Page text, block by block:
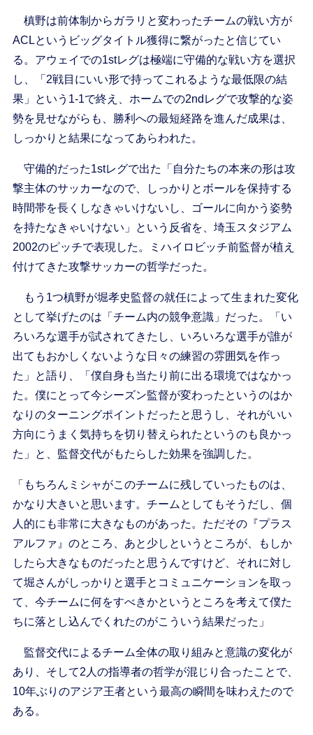
槙野は前体制からガラリと変わったチームの戦い方が
ACLというビッグタイトル獲得に繋がったと信じてい
る。アウェイでの1stレグは極端に守備的な戦い方を選択
し、「2戦目にいい形で持ってこれるような最低限の結
果」という1-1で終え、ホームでの2ndレグで攻撃的な姿
勢を見せながらも、勝利への最短経路を進んだ成果は、
しっかりと結果になってあらわれた。
守備的だった1stレグで出た「自分たちの本来の形は攻
撃主体のサッカーなので、しっかりとボールを保持する
時間帯を長くしなきゃいけないし、ゴールに向かう姿勢
を持たなきゃいけない」という反省を、埼玉スタジアム
2002のピッチで表現した。ミハイロビッチ前監督が植え
付けてきた攻撃サッカーの哲学だった。
もう1つ槙野が堀孝史監督の就任によって生まれた変化
として挙げたのは「チーム内の競争意識」だった。「い
ろいろな選手が試されてきたし、いろいろな選手が誰が
出てもおかしくないような日々の練習の雰囲気を作っ
た」と語り、「僕自身も当たり前に出る環境ではなかっ
た。僕にとって今シーズン監督が変わったというのはか
なりのターニングポイントだったと思うし、それがいい
方向にうまく気持ちを切り替えられたというのも良かっ
た」と、監督交代がもたらした効果を強調した。
「もちろんミシャがこのチームに残していったものは、
かなり大きいと思います。チームとしてもそうだし、個
人的にも非常に大きなものがあった。ただその『プラス
アルファ』のところ、あと少しというところが、もしか
したら大きなものだったと思うんですけど、それに対し
て堀さんがしっかりと選手とコミュニケーションを取っ
て、今チームに何をすべきかというところを考えて僕た
ちに落とし込んでくれたのがこういう結果だった」
監督交代によるチーム全体の取り組みと意識の変化が
あり、そして2人の指導者の哲学が混じり合ったことで、
10年ぶりのアジア王者という最高の瞬間を味わえたので
ある。